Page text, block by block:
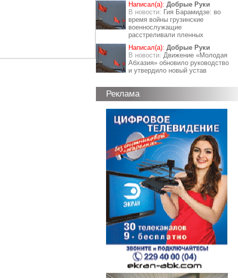
Написал(а): Добрые Руки
В новости: Гия Барамидзе: во
время войны грузинские
военнослужащие
расстреливали пленных
Написал(а): Добрые Руки
В новости: Движение «Молодая
Абхазия» обновило руководство
и утвердило новый устав
Реклама